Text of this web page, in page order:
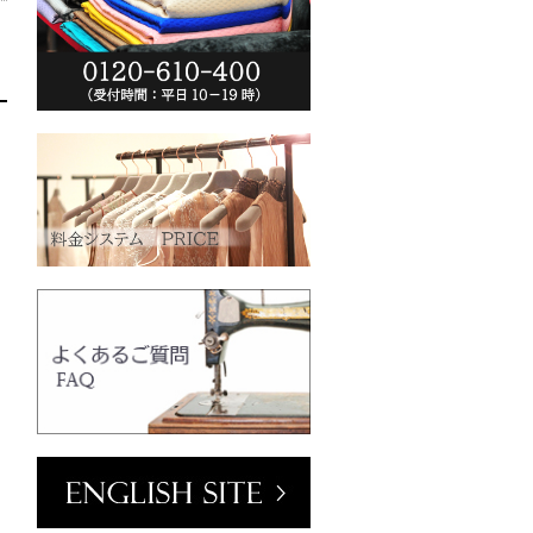
wp-
04/vt102-
／小ボタン
フラワーホワイ
wp-
04/pw2039-